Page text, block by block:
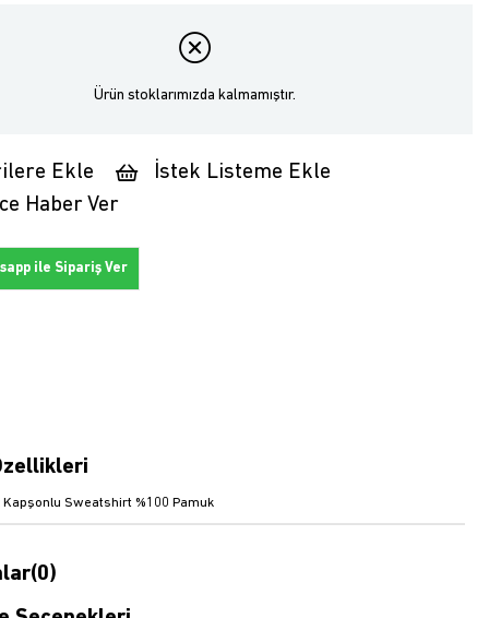
Ürün stoklarımızda kalmamıştır.
Ekle
İstek Listeme Ekle
Haber Ver
ile Sipariş Ver
Kapşonlu Sweatshirt %100 Pamuk
(0)